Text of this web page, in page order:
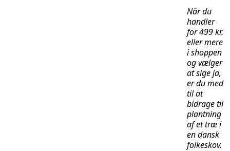
Når du
handler
for 499 kr.
eller mere
i shoppen
og vælger
at sige ja,
er du med
til at
bidrage til
plantning
af et træ i
en dansk
folkeskov.